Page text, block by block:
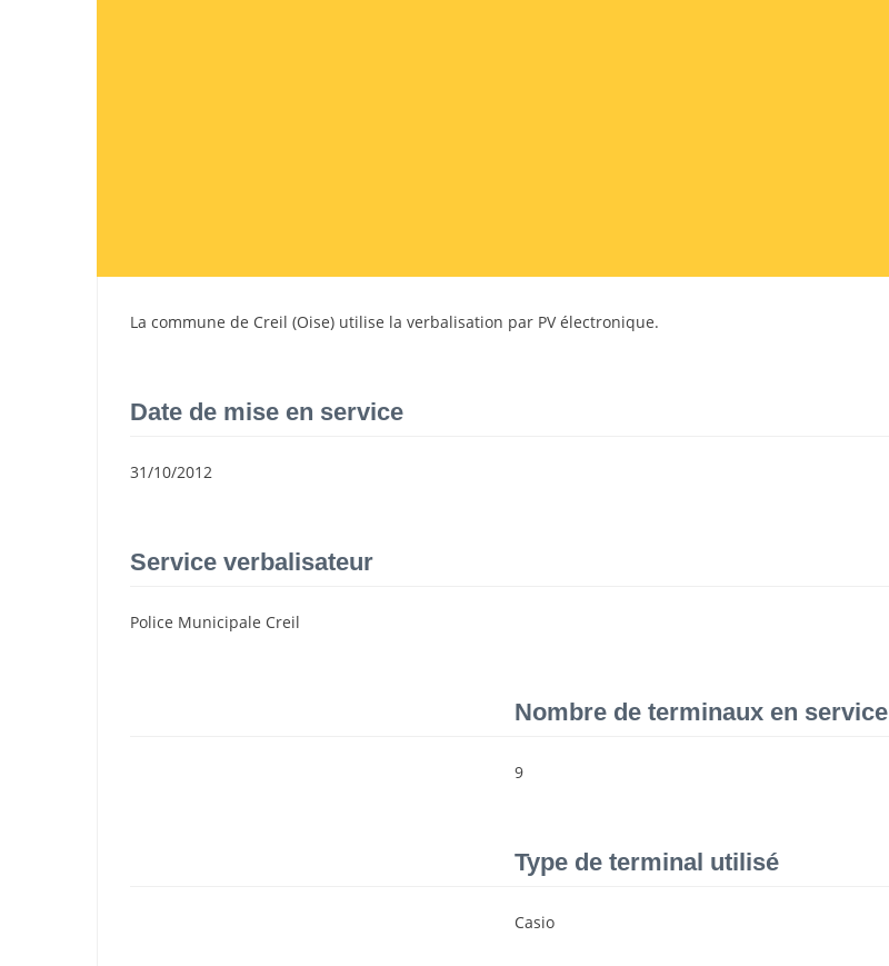
La commune de Creil (Oise) utilise la verbalisation par PV électronique.
Date de mise en service
31/10/2012
Service verbalisateur
Police Municipale Creil
Nombre de terminaux en service
9
Type de terminal utilisé
Casio